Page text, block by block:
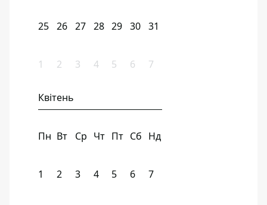
25 26 27 28 29 30 31
1 2 3 4 5 6 7
Квітень
Пн Вт Ср Чт Пт Сб Нд
1 2 3 4 5 6 7